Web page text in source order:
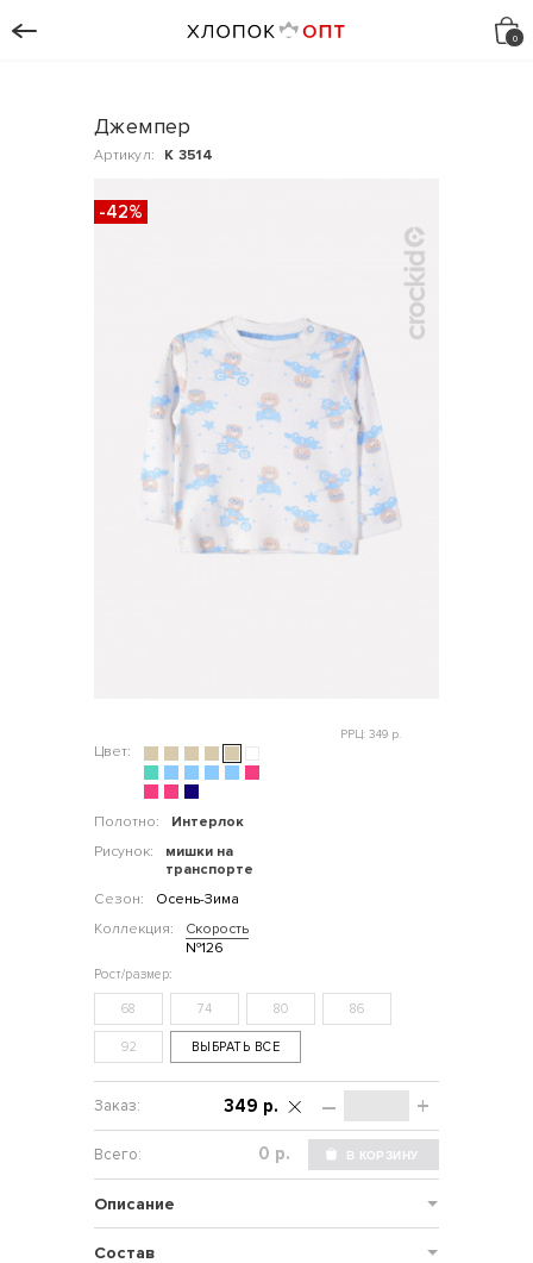
Джемпер
Артикул: К 3514
-42%
Цвет:
Полотно:
Интерлок
Рисунок:
мишки на
транспорте
Сезон:
Осень-Зима
Коллекция:
Скорость
№126
РРЦ: 349 р.
68 74 80 86
92 ВЫБРАТЬ ВСЕ
– +
349 р.
р.
Описание
Состав